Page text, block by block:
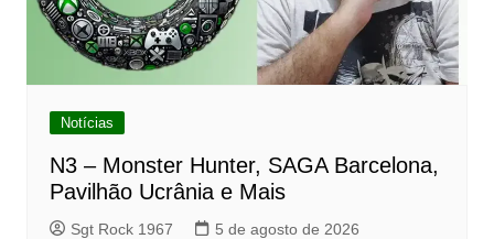
Notícias
N3 – Monster Hunter, SAGA Barcelona,
Pavilhão Ucrânia e Mais
Sgt Rock 1967 5 de agosto de 2026